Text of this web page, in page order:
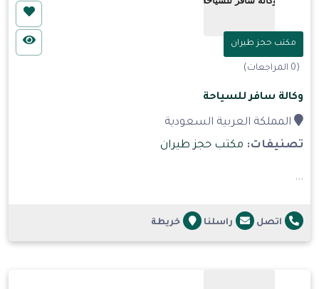
مكتب حجز طيران
(0 المراجعات)
وكالة سافر للسياحة
المملكة العربية السعودية
تصنيفات: مكتب حجز طيران
...
اتصل راسلنا خريطة